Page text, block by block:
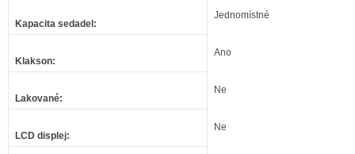
Kapacita sedadel :
Jednomístné
Klakson:
Ano
Lakované:
Ne
LCD displej:
Ne